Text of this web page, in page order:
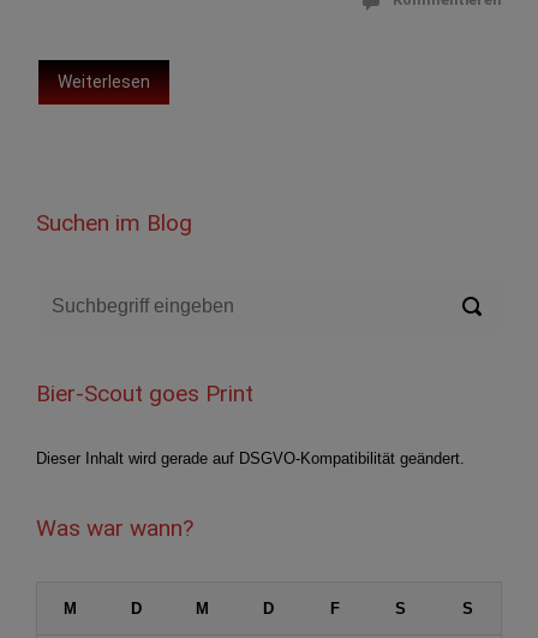
Weiterlesen
Suchen im Blog
Bier-Scout goes Print
Dieser Inhalt wird gerade auf DSGVO-Kompatibilität geändert.
Was war wann?
M D M D F S S